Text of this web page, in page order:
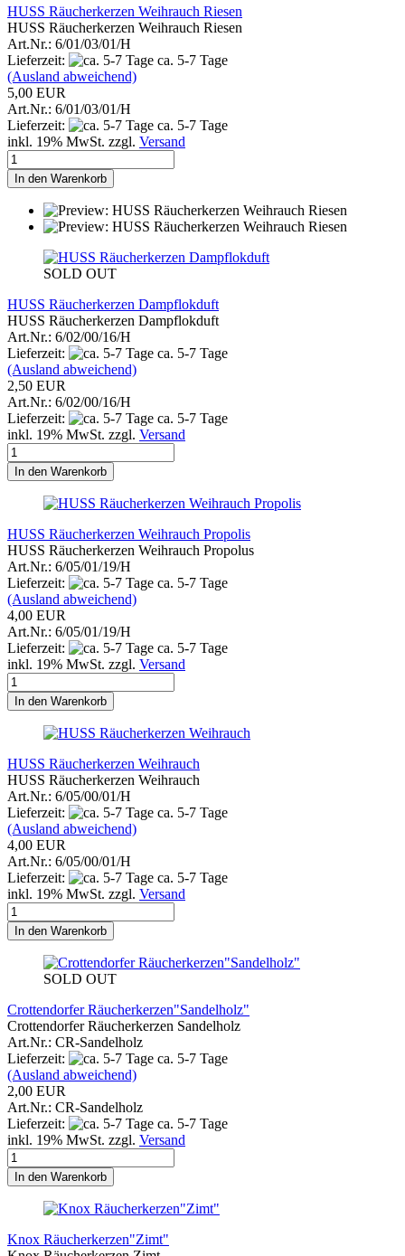
HUSS Räucherkerzen Weihrauch Riesen
HUSS Räucherkerzen Weihrauch Riesen
Art.Nr.: 6/01/03/01/H
Lieferzeit:
ca. 5-7 Tage
(Ausland abweichend)
5,00 EUR
Art.Nr.: 6/01/03/01/H
Lieferzeit:
ca. 5-7 Tage
inkl. 19% MwSt. zzgl. Versand
In den Warenkorb
SOLD OUT
HUSS Räucherkerzen Dampflokduft
HUSS Räucherkerzen Dampflokduft
Art.Nr.: 6/02/00/16/H
Lieferzeit:
ca. 5-7 Tage
(Ausland abweichend)
2,50 EUR
Art.Nr.: 6/02/00/16/H
Lieferzeit:
ca. 5-7 Tage
inkl. 19% MwSt. zzgl. Versand
In den Warenkorb
HUSS Räucherkerzen Weihrauch Propolis
HUSS Räucherkerzen Weihrauch Propolus
Art.Nr.: 6/05/01/19/H
Lieferzeit:
ca. 5-7 Tage
(Ausland abweichend)
4,00 EUR
Art.Nr.: 6/05/01/19/H
Lieferzeit:
ca. 5-7 Tage
inkl. 19% MwSt. zzgl. Versand
In den Warenkorb
HUSS Räucherkerzen Weihrauch
HUSS Räucherkerzen Weihrauch
Art.Nr.: 6/05/00/01/H
Lieferzeit:
ca. 5-7 Tage
(Ausland abweichend)
4,00 EUR
Art.Nr.: 6/05/00/01/H
Lieferzeit:
ca. 5-7 Tage
inkl. 19% MwSt. zzgl. Versand
In den Warenkorb
SOLD OUT
Crottendorfer Räucherkerzen"Sandelholz"
Crottendorfer Räucherkerzen Sandelholz
Art.Nr.: CR-Sandelholz
Lieferzeit:
ca. 5-7 Tage
(Ausland abweichend)
2,00 EUR
Art.Nr.: CR-Sandelholz
Lieferzeit:
ca. 5-7 Tage
inkl. 19% MwSt. zzgl. Versand
In den Warenkorb
Knox Räucherkerzen"Zimt"